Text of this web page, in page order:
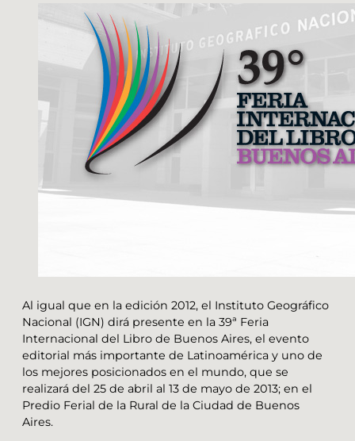
Al igual que en la edición 2012, el Instituto Geográfico
Nacional (IGN) dirá presente en la 39ª Feria
Internacional del Libro de Buenos Aires, el evento
editorial más importante de Latinoamérica y uno de
los mejores posicionados en el mundo, que se
realizará del 25 de abril al 13 de mayo de 2013; en el
Predio Ferial de la Rural de la Ciudad de Buenos
Aires.